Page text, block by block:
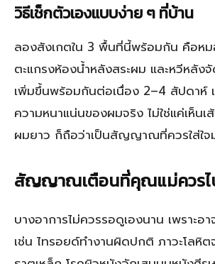
วิธีเช็กตัวเองแบบง่าย ๆ ที่บ้าน
ลองสังเกตใน 3 พื้นที่นี้พร้อมกัน คือห
ตะแกรงห้องน้ำหลังสระผม และหวีหลัง
เพิ่มขึ้นพร้อมกันต่อเนื่อง 2–4 สัปดาห์
ความหนาแน่นของผมจริง ไม่ใช่แค่เห็นเ
ผมยาว ก็ถือว่าเป็นสัญญาณที่ควรใส่ใจ
สัญญาณเตือนที่คุณแม่ควรไ
บางอาการไม่ควรรอดูเองนาน เพราะอ
เช่น ไทรอยด์ทำงานผิดปกติ ภาวะโลหิต